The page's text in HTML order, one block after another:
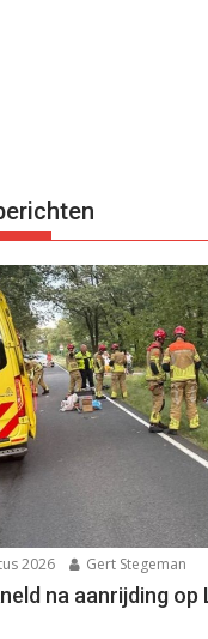
2026 Gert Stegeman
na aanrijding op